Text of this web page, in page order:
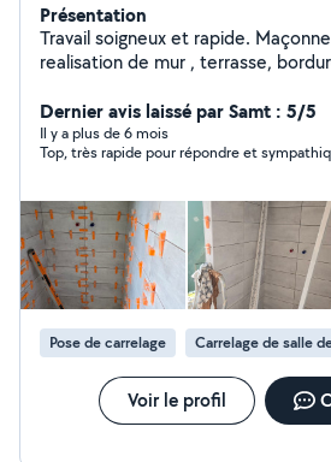
Présentation
Travail soigneux et rapide. Maçonnerie,
realisation de mur , terrasse,
carrelage , placo, peinture,
salle de bain.
Dernier avis laissé par Samt : 5/5
Il y a plus de 6 mois
Top, très rapide pour répondre et
Pose de carrelage Carrelage de salle
Voir le profil